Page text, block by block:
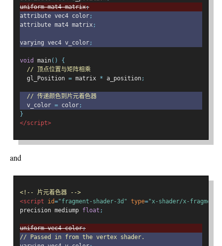
uniform mat4 matrix;
attribute vec4 color;
attribute mat4 matrix;
varying vec4 v_color;
void main()
{
// 顶点位置与矩阵相乘
  gl_Position
= matrix * a_position;
// 传递颜色到片元着色器
  v_color
= color;
}
</script>
and
<!-- 片元着色器 -->
<script
id="fragment-shader-3d" type="x-shader/x-fragment"
precision mediump float ;
uniform vec4 color;
// Passed in from the vertex shader.